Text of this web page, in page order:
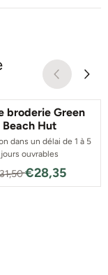
broderie Green
Beach Hut
dans un délai de 1 à 5
jours ouvrables
Par31,50 pour
€28,35